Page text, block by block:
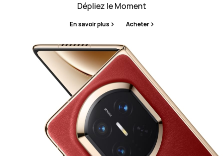
Dépliez le Moment
En savoir plus Acheter